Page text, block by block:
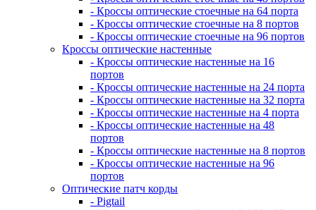
- Кроссы оптические стоечные на 64 порта
- Кроссы оптические стоечные на 8 портов
- Кроссы оптические стоечные на 96 портов
Кроссы оптические настенные
- Кроссы оптические настенные на 16
портов
- Кроссы оптические настенные на 24 порта
- Кроссы оптические настенные на 32 порта
- Кроссы оптические настенные на 4 порта
- Кроссы оптические настенные на 48
портов
- Кроссы оптические настенные на 8 портов
- Кроссы оптические настенные на 96
портов
Оптические патч корды
- Pigtail